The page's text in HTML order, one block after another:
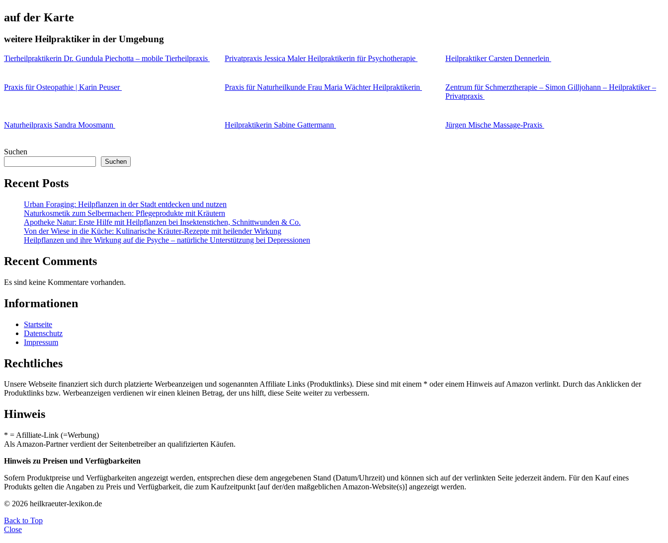
auf der Karte
weitere Heilpraktiker in der Umgebung
Tierheilpraktikerin Dr. Gundula Piechotta – mobile Tierheilpraxis Privatpraxis Jessica Maler Heilpraktikerin für Psychotherapie Heilpraktiker Carsten Dennerlein
Praxis für Osteopathie | Karin Peuser Praxis für Naturheilkunde Frau Maria Wächter Heilpraktikerin
Zentrum für Schmerztherapie – Simon Gilljohann – Heilpraktiker –
Privatpraxis
Naturheilpraxis Sandra Moosmann Heilpraktikerin Sabine Gattermann Jürgen Mische Massage-Praxis
Suchen
Suchen
Recent Posts
Urban Foraging: Heilpflanzen in der Stadt entdecken und nutzen
Naturkosmetik zum Selbermachen: Pflegeprodukte mit Kräutern
Apotheke Natur: Erste Hilfe mit Heilpflanzen bei Insektenstichen, Schnittwunden & Co.
Von der Wiese in die Küche: Kulinarische Kräuter-Rezepte mit heilender Wirkung
Heilpflanzen und ihre Wirkung auf die Psyche – natürliche Unterstützung bei Depressionen
Recent Comments
Es sind keine Kommentare vorhanden.
Informationen
Startseite
Datenschutz
Impressum
Rechtliches
Unsere Webseite finanziert sich durch platzierte Werbeanzeigen und sogenannten Affiliate Links (Produktlinks). Diese sind mit einem * oder einem Hinweis auf Amazon verlinkt. Durch das Anklicken der
Produktlinks bzw. Werbeanzeigen verdienen wir einen kleinen Betrag, der uns hilft, diese Seite weiter zu verbessern.
Hinweis
* = Afilliate-Link (=Werbung)
Als Amazon-Partner verdient der Seitenbetreiber an qualifizierten Käufen.
Hinweis zu Preisen und Verfügbarkeiten
Sofern Produktpreise und Verfügbarkeiten angezeigt werden, entsprechen diese dem angegebenen Stand (Datum/Uhrzeit) und können sich auf der verlinkten Seite jederzeit ändern. Für den Kauf eines
Produkts gelten die Angaben zu Preis und Verfügbarkeit, die zum Kaufzeitpunkt [auf der/den maßgeblichen Amazon-Website(s)] angezeigt werden.
© 2026 heilkraeuter-lexikon.de
Back to Top
Close